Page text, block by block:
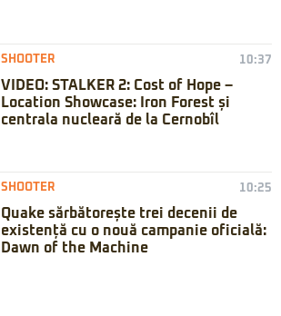
SHOOTER 10:37
VIDEO: STALKER 2: Cost of Hope –
Location Showcase: Iron Forest și
centrala nucleară de la Cernobîl
SHOOTER 10:25
Quake sărbătorește trei decenii de
existență cu o nouă campanie oficială:
Dawn of the Machine